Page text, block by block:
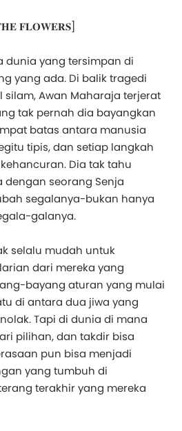
𝐅𝐋𝐎𝐖𝐄𝐑𝐒]
dunia yang tersimpan di
yang ada. Di balik tragedi
Awan Maharaja terjerat
tak pernah dia bayangkan
batas antara manusia
tipis, dan setiap langkah
Dia tak tahu
seorang Senja
segalanya-bukan hanya
galanya.
selalu mudah untuk
dari mereka yang
bayang aturan yang mulai
di antara dua jiwa yang
Tapi di dunia di mana
pilihan, dan takdir bisa
pun bisa menjadi
yang tumbuh di
terakhir yang mereka